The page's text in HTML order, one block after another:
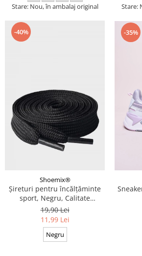
Stare: Nou, în ambalaj original
Stare:
-40%
Shoemix®
Șireturi pentru încălțăminte
sport, Negru, Calitate
premium, 110 cm x 0.8 cm
19,90 Lei
11,99 Lei
Negru
-35%